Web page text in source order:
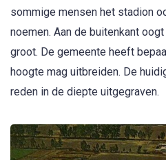
sommige mensen het stadion
noemen. Aan de buitenkant
groot. De gemeente heeft
hoogte mag uitbreiden. De
reden in de diepte uitgegraven.